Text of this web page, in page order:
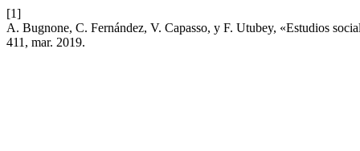
[1]
A. Bugnone, C. Fernández, V. Capasso, y F. Utubey, «Estudios
411, mar. 2019.